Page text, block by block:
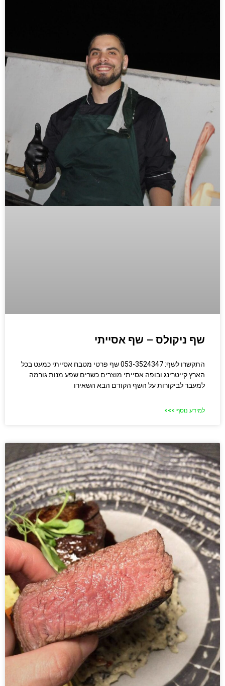
שף ניקולס – שף אסייתי
התקשרו לשף: 053-3524347 שף פרטי מטבח אסייתי כמעט בכל
הארץ קייטרינג ובופה אסייתי מוצרים כשרים שפע מנות גורמה
למעבר לביקורות על השף הקודם הבא השאירו
למידע נוסף >>>